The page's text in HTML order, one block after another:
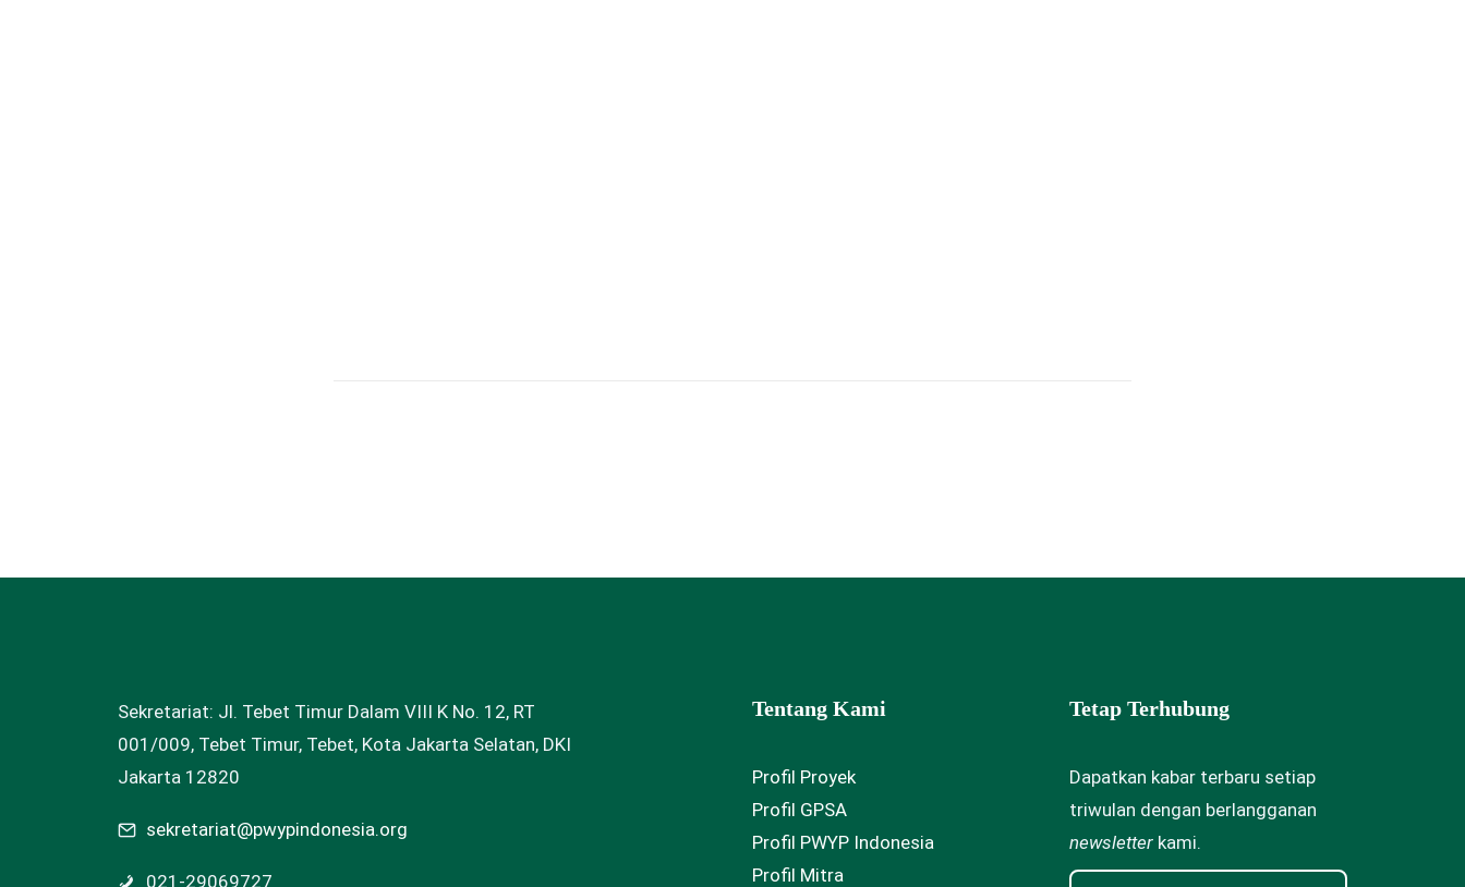
Sekretariat: Jl. Tebet Timur Dalam VIII K No. 12, RT
001/009, Tebet Timur, Tebet, Kota Jakarta Selatan, DKI
Jakarta 12820
sekretariat@pwypindonesia.org
021-29069727
Tentang Kami
Profil Proyek
Profil GPSA
Profil PWYP Indonesia
Profil Mitra
Tetap Terhubung
Dapatkan kabar terbaru setiap
triwulan dengan berlangganan
newsletter kami.